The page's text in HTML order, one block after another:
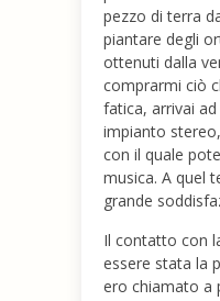
pezzo di terra
piantare degli
ottenuti dalla
comprarmi ciò
fatica, arrivai
impianto
con il quale
musica. A quel
grande
Il contatto con
essere stata la
ero chiamato a